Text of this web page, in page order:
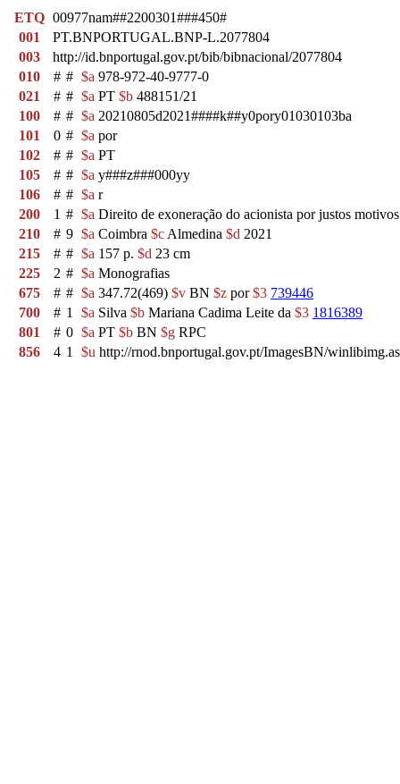
ETQ 00977nam##2200301###450#
001
PT.BNPORTUGAL.BNP-L.2077804
003
http://id.bnportugal.gov.pt/bib/bibnacional/2077804
010
# # $a 978-972-40-9777-0
021
# # $a PT $b 488151/21
100
# # $a 20210805d2021####k##y0pory01030103ba
101
0 # $a por
102
# # $a PT
105
# # $a y###z###000yy
106
# # $a r
200
1 # $a Direito de exoneração do acionista por justos
210
# 9 $a Coimbra $c Almedina $d 2021
215
# # $a 157 p. $d 23 cm
225
2 # $a Monografias
675
# # $a 347.72(469) $v BN $z por$3 739446
700
# 1 $a Silva $b Mariana Cadima Leite da $3 1816389
801
# 0 $a PT $b BN $g RPC
856
4 1 $u http://rnod.bnportugal.gov.pt/ImagesBN/